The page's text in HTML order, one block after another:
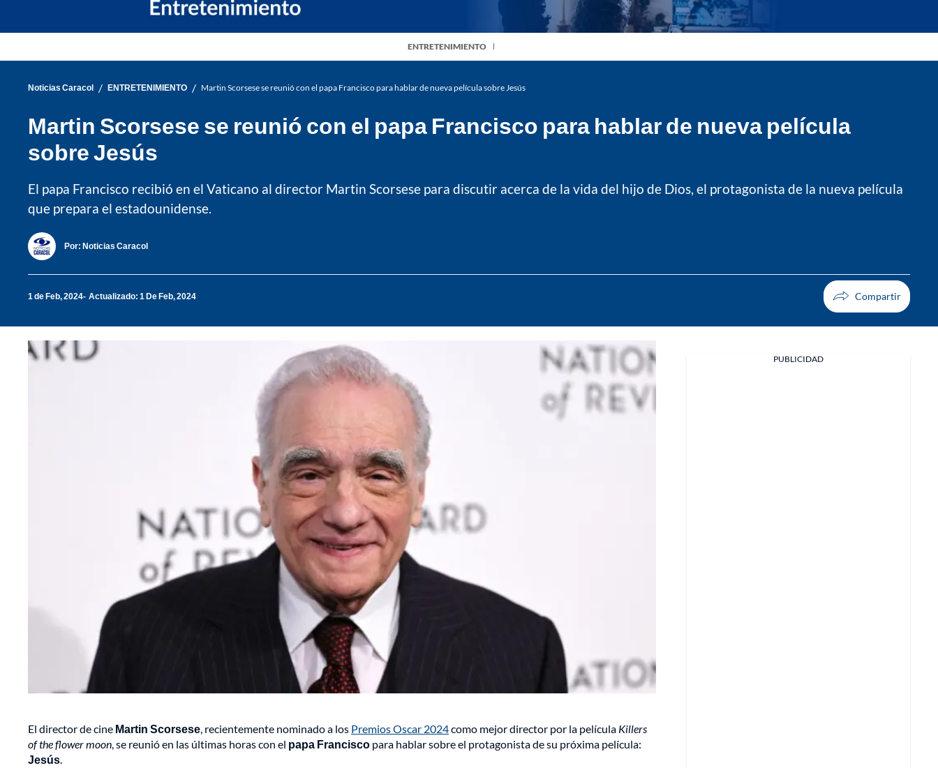
ENTRETENIMIENTO
Noticias Caracol / ENTRETENIMIENTO / Martin Scorsese se reunió con el papa Francisco para hablar de nueva película sobre Jesús
Martin Scorsese se reunió con el papa Francisco para hablar de nueva película
sobre Jesús
El papa Francisco recibió en el Vaticano al director Martin Scorsese para discutir acerca de la vida del hijo de Dios, el protagonista de la nueva película
que prepara el estadounidense.
Por: Noticias Caracol
1 de Feb, 2024 Actualizado: 1 De Feb, 2024
El director de cine Martin Scorsese, recientemente nominado a los Premios Oscar 2024como mejor director por la película Killers
of the flower moon, se reunió en las últimas horas con el papa Francisco para hablar sobre el protagonista de su próxima película:
Jesús.
PUBLICIDAD